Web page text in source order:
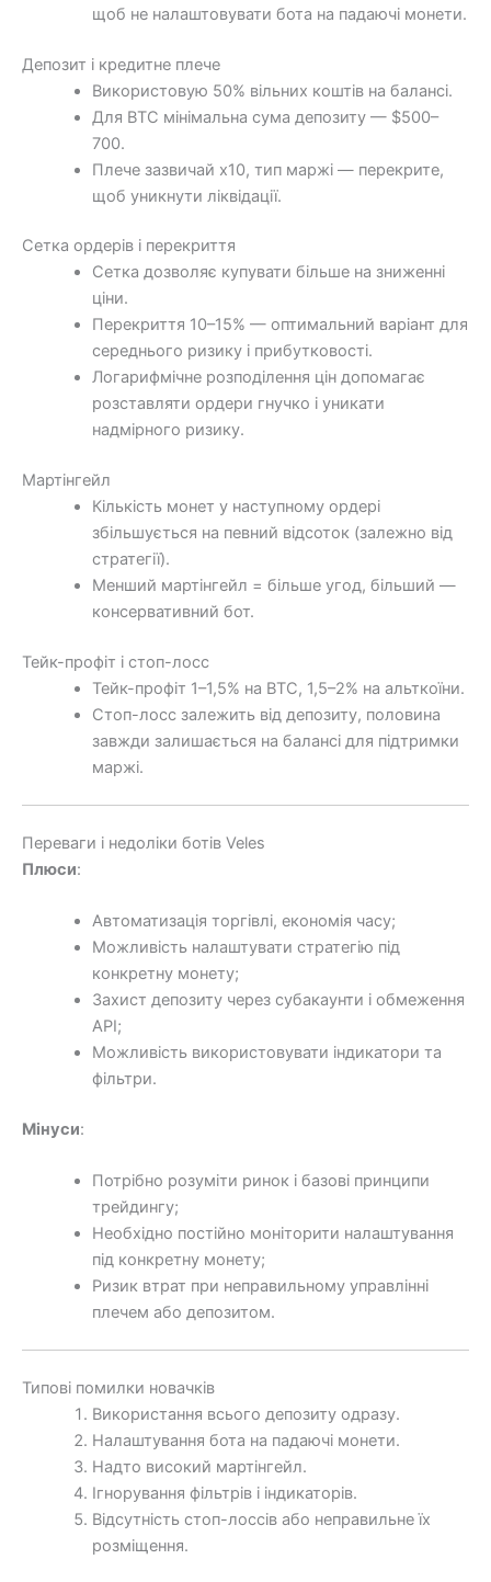
щоб не налаштовувати бота на падаючі монети.
Депозит і кредитне плече
Використовую 50% вільних коштів на балансі.
Для BTC мінімальна сума депозиту — $500–
700.
Плече зазвичай х10, тип маржі — перекрите,
щоб уникнути ліквідації.
Сетка ордерів і перекриття
Сетка дозволяє купувати більше на зниженні
ціни.
Перекриття 10–15% — оптимальний варіант для
середнього ризику і прибутковості.
Логарифмічне розподілення цін допомагає
розставляти ордери гнучко і уникати
надмірного ризику.
Мартінгейл
Кількість монет у наступному ордері
збільшується на певний відсоток (залежно від
стратегії).
Менший мартінгейл = більше угод, більший —
консервативний бот.
Тейк-профіт і стоп-лосс
Тейк-профіт 1–1,5% на BTC, 1,5–2% на альткоїни.
Стоп-лосс залежить від депозиту, половина
завжди залишається на балансі для підтримки
маржі.
Переваги і недоліки ботів Veles
Плюси:
Автоматизація торгівлі, економія часу;
Можливість налаштувати стратегію під
конкретну монету;
Захист депозиту через субакаунти і обмеження
API;
Можливість використовувати індикатори та
фільтри.
Мінуси:
Потрібно розуміти ринок і базові принципи
трейдингу;
Необхідно постійно моніторити налаштування
під конкретну монету;
Ризик втрат при неправильному управлінні
плечем або депозитом.
Типові помилки новачків
Використання всього депозиту одразу.
Налаштування бота на падаючі монети.
Надто високий мартінгейл.
Ігнорування фільтрів і індикаторів.
Відсутність стоп-лоссів або неправильне їх
розміщення.